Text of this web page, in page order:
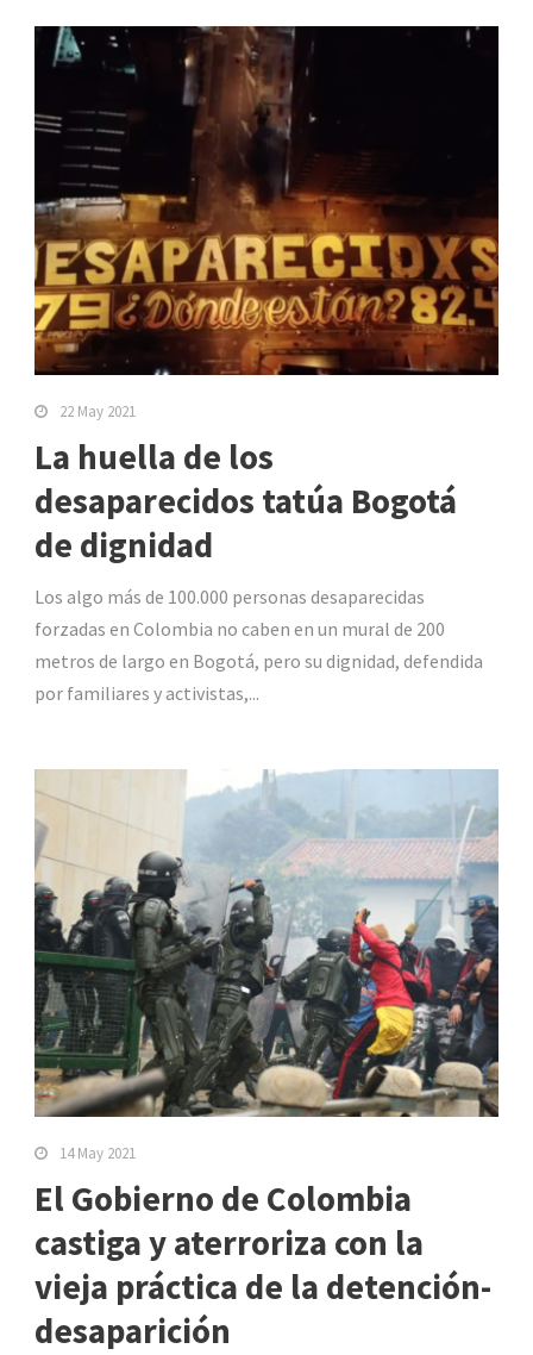
22 May 2021
La huella de los
desaparecidos tatúa Bogotá
de dignidad
Los algo más de 100.000 personas desaparecidas
forzadas en Colombia no caben en un mural de 200
metros de largo en Bogotá, pero su dignidad, defendida
por familiares y activistas,...
14 May 2021
El Gobierno de Colombia
castiga y aterroriza con la
vieja práctica de la detención-
desaparición